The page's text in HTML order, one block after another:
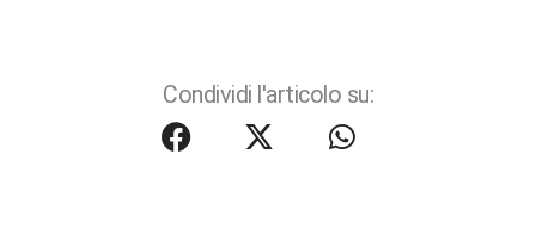
Condividi l'articolo su: